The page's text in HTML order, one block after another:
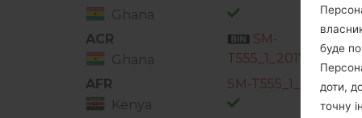
Ghana
ACR
Ghana
SM-
AFR
Kenya
SM-
буде
доти,
точну